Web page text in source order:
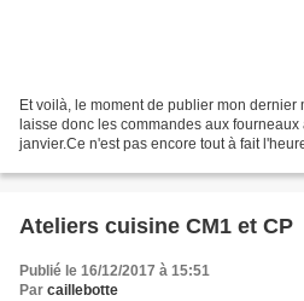
Et voilà, le moment de publier mon dernier
laisse donc les commandes aux
janvier.Ce n'est pas encore tout à fait
Ateliers cuisine CM1 et CP
Publié le 16/12/2017 à 15:51
Par caillebotte